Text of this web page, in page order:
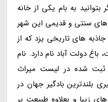
به بام یکی از خانه
های سنتی و قدیمی این شهر
های تاریخی یزد که از
باغ دولت آباد نام دارد. نام
9 باغ ایرانی ثبت شده در لیست میراث
بلندترین بادگیر جهان در
زیبا و بعلاوه طبیعت پر